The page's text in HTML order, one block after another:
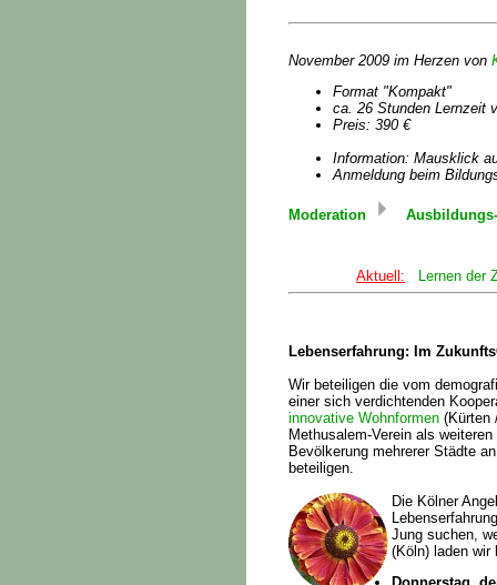
November 2009 im Herzen von
Format "Kompakt"
ca. 26 Stunden Lernzeit
Preis: 390 €
Information: Mausklick
Anmeldung beim
Moderation
Aktuell: Lernen der
Lebenserfahrung: Im
Wir beteiligen die vom
einer sich verdichtenden
innovative Wohnformen (Kürten
Methusalem-Verein als
Bevölkerung mehrerer Städte
beteiligen.
Die Kölner
Jung suchen,
(Köln) laden wir